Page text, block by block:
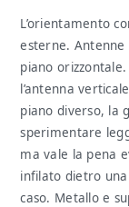
L’orientamento
esterne.
piano
l’antenna
piano diverso, la
sperimentare
ma vale la pena
infilato dietro
caso. Metallo e